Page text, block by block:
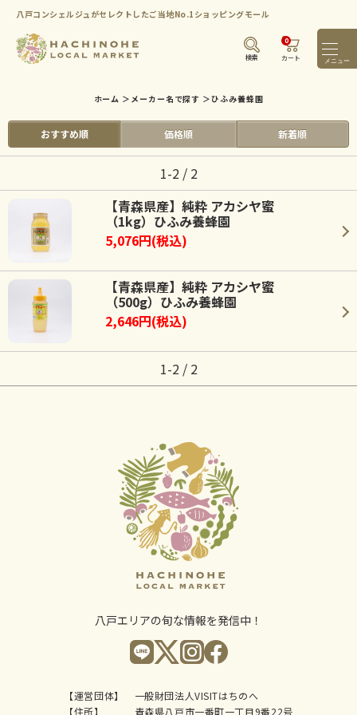
八戸コンシェルジュがセレクトしたご当地No.1ショッピングモール
検索 カート
0
メ
ホーム ＞ メーカー名で探す ＞ひふみ養蜂園
おすすめ順 価格順 新着順
1-2 / 2
【青森県産】純粋 アカシヤ蜜
（1kg）ひふみ養蜂園
5,076円(税込)
【青森県産】純粋 アカシヤ蜜
（500g）ひふみ養蜂園
2,646円(税込)
1-2 / 2
八戸エリアの旬な情報を発信中！
【運営団体】
一般財団法人VISITはちのへ
【住所】
青森県八戸市一番町一丁目9番22号